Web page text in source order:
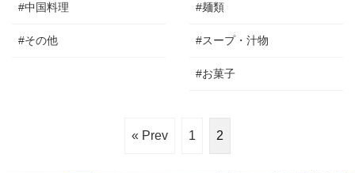
#中国料理
#その他
#麺類
#スープ・汁物
#お菓子
« Prev 1 2